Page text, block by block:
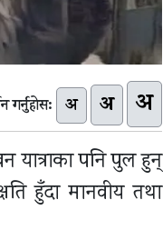
गर्नुहोस: अ अ अ
यात्राका पनि पुल हुन्
हुँदा मानवीय तथा